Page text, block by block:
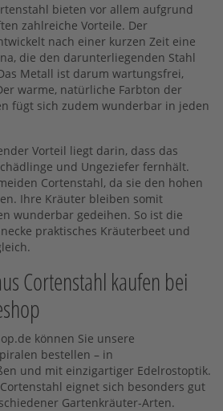
bieten vor allem aufgrund
zahlreiche Vorteile. Der
nach einer kurzen Zeit eine
die den darunterliegenden Stahl
Metall ist darum wartungsfrei,
warme, natürliche Farbton der
fügt sich zudem wunderbar in jeden
Vorteil liegt darin, dass das
und Ungeziefer fernhält.
Cortenstahl, da sie den hohen
Ihre Kräuter bleiben somit
wunderbar gedeihen. So ist die
praktisches Kräuterbeet und
Cortenstahl kaufen bei
können Sie unsere
bestellen – in
und mit einzigartiger Edelrostoptik.
eignet sich besonders gut
Gartenkräuter-Arten.